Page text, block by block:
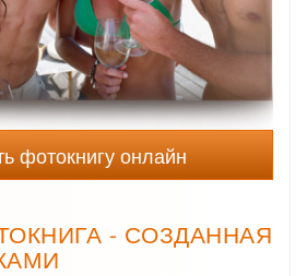
фотокнигу онлайн
- СОЗДАННАЯ